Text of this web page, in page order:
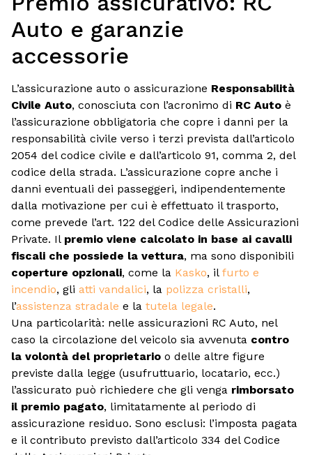
Auto e garanzie
accessorie
L’assicurazione auto o assicurazione Responsabilità
Civile Auto, conosciuta con l’acronimo di RC Auto è
l’assicurazione obbligatoria che copre i danni per la
responsabilità civile verso i terzi prevista dall’articolo
2054 del codice civile e dall’articolo 91, comma 2, del
codice della strada. L’assicurazione copre anche i
danni eventuali dei passeggeri, indipendentemente
dalla motivazione per cui è effettuato il trasporto,
come prevede l’art. 122 del Codice delle Assicurazioni
Private. Il premio viene calcolato in base ai cavalli
fiscali che possiede la vettura, ma sono disponibili
coperture opzionali, come la Kasko, il furto e
incendio, gli atti vandalici, la polizza cristalli,
l’assistenza stradale e la tutela legale.
Una particolarità: nelle assicurazioni RC Auto, nel
caso la circolazione del veicolo sia avvenuta contro
la volontà del proprietario o delle altre figure
previste dalla legge (usufruttuario, locatario, ecc.)
l’assicurato può richiedere che gli venga rimborsato
il premio pagato, limitatamente al periodo di
assicurazione residuo. Sono esclusi: l’imposta pagata
e il contributo previsto dall’articolo 334 del Codice